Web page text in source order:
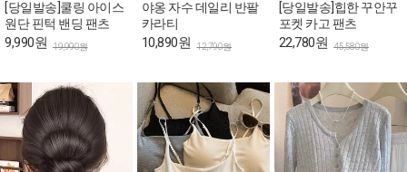
[당일발송]쿨링 아이스
원단 핀턱 밴딩 팬츠
9,990원 19,990원
야옹 자수 데일리 반팔
카라티
10,890원 12,790원
[당일발송]힙한 꾸안꾸
포켓 카고 팬츠
22,780원 45,580원